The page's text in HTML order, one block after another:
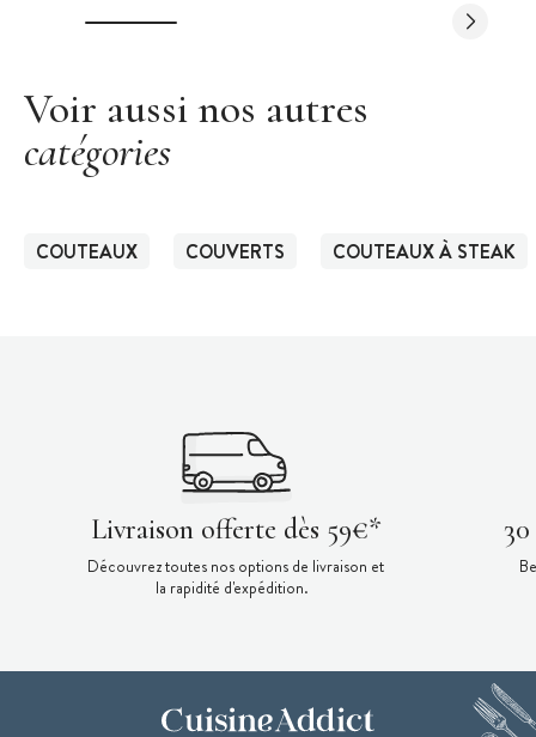
Voir aussi nos autres
catégories
COUTEAUX COUVERTS COUTEAUX À STEAK
Livraison offerte dès 59€*
Découvrez toutes nos options de livraison et
la rapidité d'expédition.